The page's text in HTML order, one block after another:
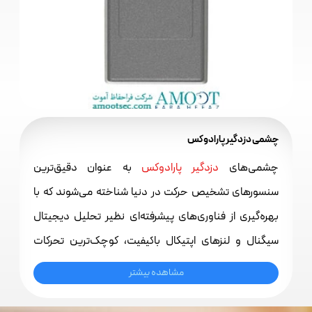
چشمی دزدگیر پارادوکس
چشمی‌های دزدگیر پارادوکس به عنوان دقیق‌ترین
سنسورهای تشخیص حرکت در دنیا شناخته می‌شوند که با
بهره‌گیری از فناوری‌های پیشرفته‌ای نظیر تحلیل دیجیتال
سیگنال و لنزهای اپتیکال باکیفیت، کوچک‌ترین تحرکات
غیرمجاز را شناسایی می‌کنند. یکی از ویژگی‌های برجسته این
سنسورها، قابلیت عدم حساسیت به حیوانات خانگی (Pet
مشاهده بیشتر